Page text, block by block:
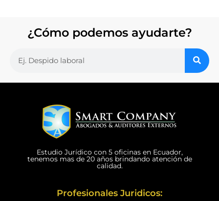
¿Cómo podemos ayudarte?
Estudio Jurídico con 5 oficinas en Ecuador,
tenemos mas de 20 años brindando atención de
calidad.
Profesionales Juridicos: